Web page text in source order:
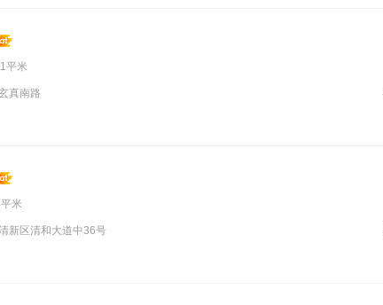
平米
真南路
米
新区清和大道中36号